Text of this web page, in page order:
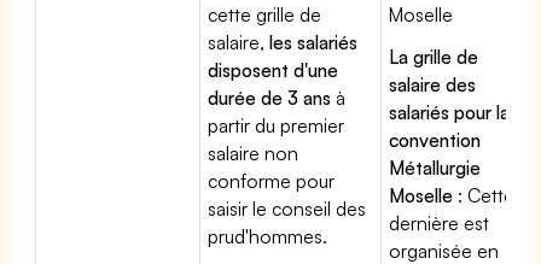
cette grille de
salaire,les salariés
disposent d'une
durée de 3 ans à
partir du premier
salaire non
conforme pour
saisir le conseil des
prud'hommes.
Moselle
La grille de
salaire des
salariés pour la
convention
Métallurgie
Moselle : Cette
dernière est
organisée en